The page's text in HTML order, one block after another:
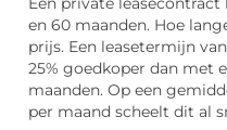
en 60 maanden. Hoe
prijs. Een leasetermijn
25% goedkoper dan met
maanden. Op een
per maand scheelt dit al